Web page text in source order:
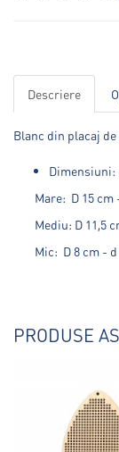
Descriere
Blanc din placaj
Dimensiuni:
Mare: D 15 cm -
Mediu: D 11,5
Mic: D 8 cm - d
PRODUSE